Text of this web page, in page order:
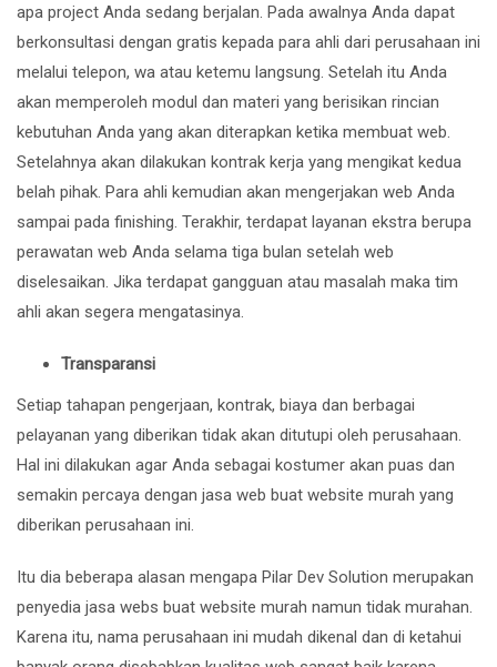
apa project Anda sedang berjalan. Pada awalnya Anda dapat
berkonsultasi dengan gratis kepada para ahli dari perusahaan ini
melalui telepon, wa atau ketemu langsung. Setelah itu Anda
akan memperoleh modul dan materi yang berisikan rincian
kebutuhan Anda yang akan diterapkan ketika membuat web.
Setelahnya akan dilakukan kontrak kerja yang mengikat kedua
belah pihak. Para ahli kemudian akan mengerjakan web Anda
sampai pada finishing. Terakhir, terdapat layanan ekstra berupa
perawatan web Anda selama tiga bulan setelah web
diselesaikan. Jika terdapat gangguan atau masalah maka tim
ahli akan segera mengatasinya.
Transparansi
Setiap tahapan pengerjaan, kontrak, biaya dan berbagai
pelayanan yang diberikan tidak akan ditutupi oleh perusahaan.
Hal ini dilakukan agar Anda sebagai kostumer akan puas dan
semakin percaya dengan jasa web buat website murah yang
diberikan perusahaan ini.
Itu dia beberapa alasan mengapa Pilar Dev Solution merupakan
penyedia jasa webs buat website murah namun tidak murahan.
Karena itu, nama perusahaan ini mudah dikenal dan di ketahui